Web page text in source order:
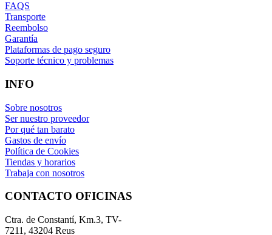
FAQS
Transporte
Reembolso
Garantía
Plataformas de pago seguro
Soporte técnico y problemas
INFO
Sobre nosotros
Ser nuestro proveedor
Por qué tan barato
Gastos de envío
Política de Cookies
Tiendas y horarios
Trabaja con nosotros
CONTACTO OFICINAS
Ctra. de Constantí, Km.3, TV-
7211, 43204 Reus